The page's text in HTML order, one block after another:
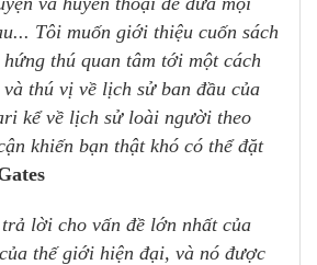
Tôi muốn giới thiệu cuốn sách
thú quan tâm tới một cách
thú vị về lịch sử ban đầu của
kể về lịch sử loài người theo
khiến bạn thật khó có thể đặt
trả lời cho vấn đề lớn nhất của
thế giới hiện đại, và nó được